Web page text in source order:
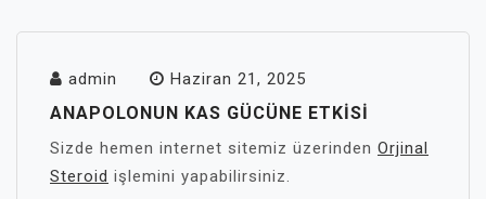
admin Haziran 21, 2025
ANAPOLONUN KAS GÜCÜNE ETKISI
Sizde hemen internet sitemiz üzerinden Orjinal
Steroid işlemini yapabilirsiniz.